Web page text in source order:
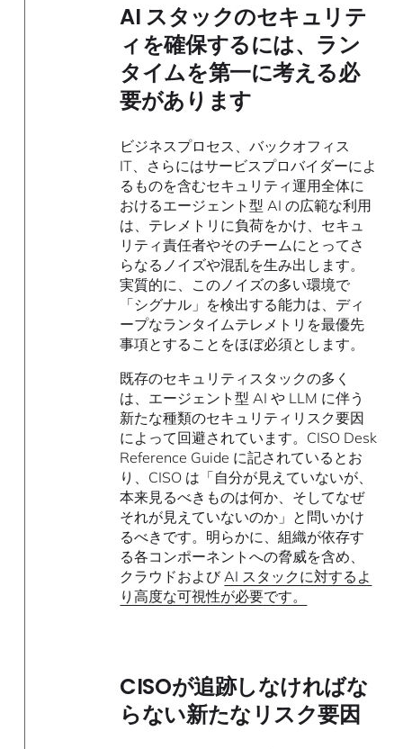
AI スタックのセキュリテ
ィを確保するには、ラン
タイムを第一に考える必
要があります
ビジネスプロセス、バックオフィス
IT、さらにはサービスプロバイダーによ
るものを含むセキュリティ運用全体に
おけるエージェント型 AI の広範な利用
は、テレメトリに負荷をかけ、セキュ
リティ責任者やそのチームにとってさ
らなるノイズや混乱を生み出します。
実質的に、このノイズの多い環境で
「シグナル」を検出する能力は、ディ
ープなランタイムテレメトリを最優先
事項とすることをほぼ必須とします。
既存のセキュリティスタックの多く
は、エージェント型 AI や LLM に伴う
新たな種類のセキュリティリスク要因
によって回避されています。CISO Desk
Reference Guide に記されているとお
り、CISO は「自分が見えていないが、
本来見るべきものは何か、そしてなぜ
それが見えていないのか」と問いかけ
るべきです。明らかに、組織が依存す
る各コンポーネントへの脅威を含め、
クラウドおよび AI スタックに対するよ
り高度な可視性が必要です。
CISOが追跡しなければな
らない新たなリスク要因